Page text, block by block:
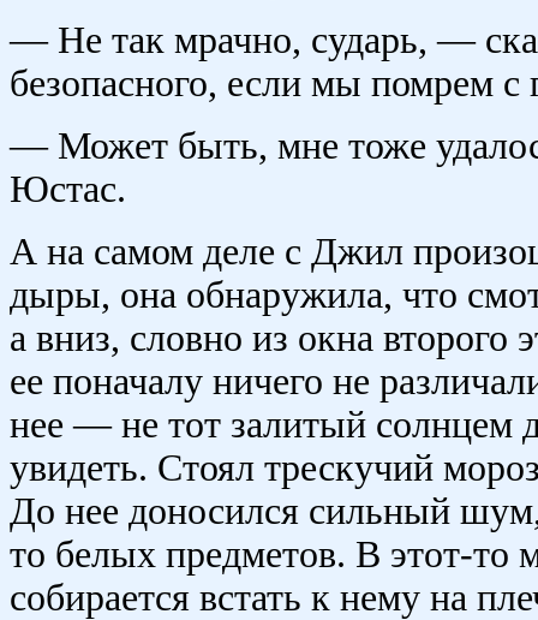
— Не так мрачно, сударь, —
безопасного, если мы помрем с
— Может быть, мне тоже
Юстас.
А на самом деле с Джил
дыры, она обнаружила, что
а вниз, словно из окна второго
ее поначалу ничего не
нее — не тот залитый солнцем
увидеть. Стоял трескучий
До нее доносился сильный
то белых предметов. В этот-то
собирается встать к нему на